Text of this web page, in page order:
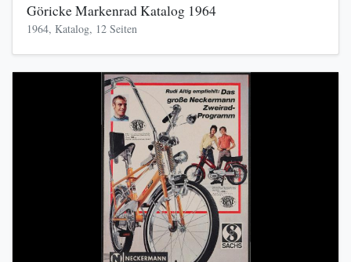
Göricke Markenrad Katalog 1964
1964, Katalog, 12 Seiten